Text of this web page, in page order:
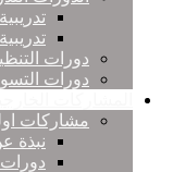
دورات
دورات
مشاركات
نبذة
دورات